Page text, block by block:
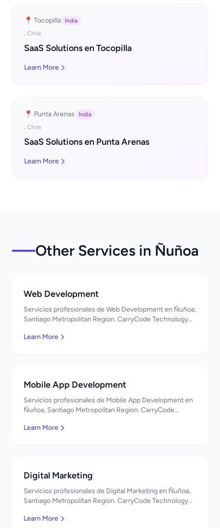
📍 Tocopilla
India
, Chile
SaaS Solutions en Tocopilla
Learn More
📍 Punta Arenas
India
, Chile
SaaS Solutions en Punta Arenas
Learn More
Other Services in Ñuñoa
Web Development
Servicios profesionales de Web Development en Ñuñoa,
Santiago Metropolitan Region. CarryCode Technology
Learn More
Mobile App Development
Servicios profesionales de Mobile App Development en
Ñuñoa, Santiago Metropolitan Region. CarryCode
¡Bienvenidos!
Learn More
Digital Marketing
Servicios profesionales de Digital Marketing en Ñuñoa,
Santiago Metropolitan Region. CarryCode Technology
Learn More